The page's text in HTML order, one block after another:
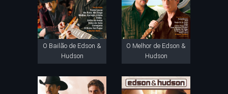
O Bailão de Edson &
Hudson
O Melhor de Edson &
Hudson